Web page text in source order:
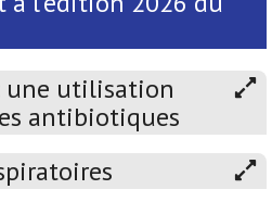
utilisation
antibiotiques